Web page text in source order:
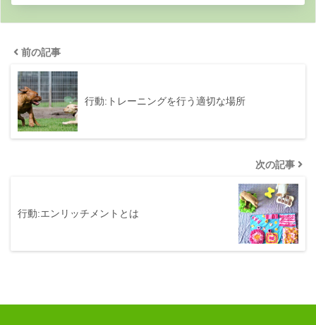
前の記事
行動:トレーニングを行う適切な場所
次の記事
行動:エンリッチメントとは